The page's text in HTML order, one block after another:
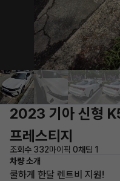
2023 기아 신형
프레스티지
조회수 332마이픽 0채팅 1
차량 소개
쿨하게 한달 렌트비 지원!